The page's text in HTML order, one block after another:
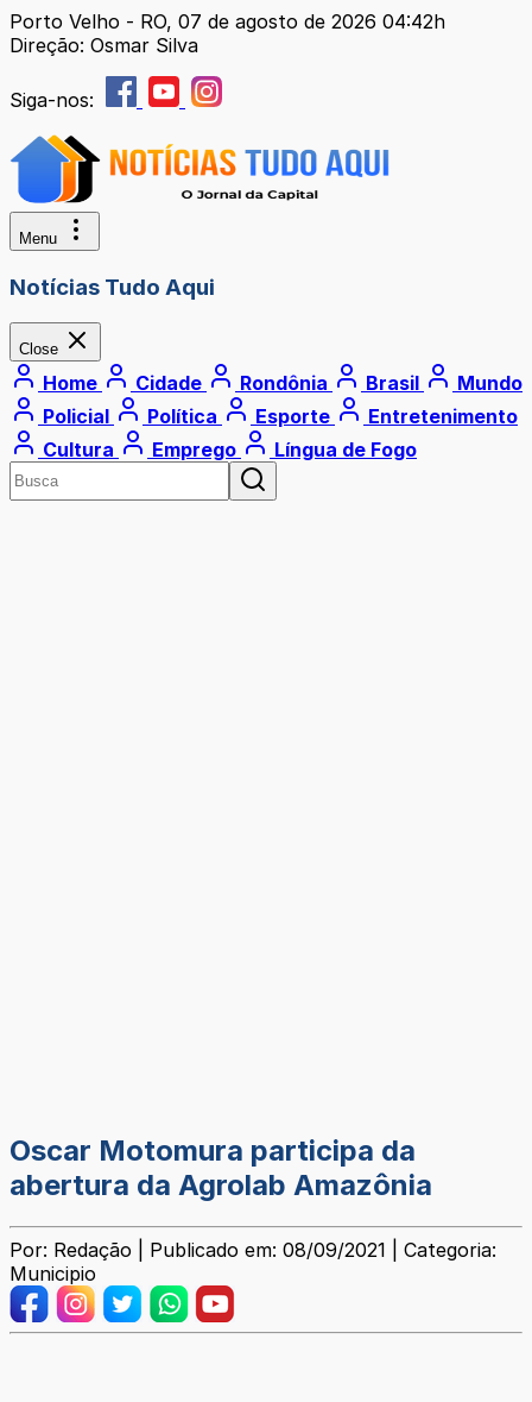
Porto Velho - RO, 07 de agosto de 2026 04:42h
Direção: Osmar Silva
Siga-nos:
Menu
Notícias Tudo Aqui
Close
Home Cidade Rondônia Brasil
Mundo
Policial
Política Esporte
Entretenimento
Cultura
Emprego Língua de Fogo
Oscar Motomura participa da
abertura da Agrolab Amazônia
Por: Redação | Publicado em: 08/09/2021 | Categoria:
Municipio